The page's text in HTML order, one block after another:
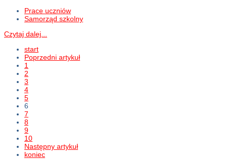
Prace uczniów
Samorząd szkolny
Czytaj dalej...
start
Poprzedni artykuł
1
2
3
4
5
6
7
8
9
10
Następny artykuł
koniec